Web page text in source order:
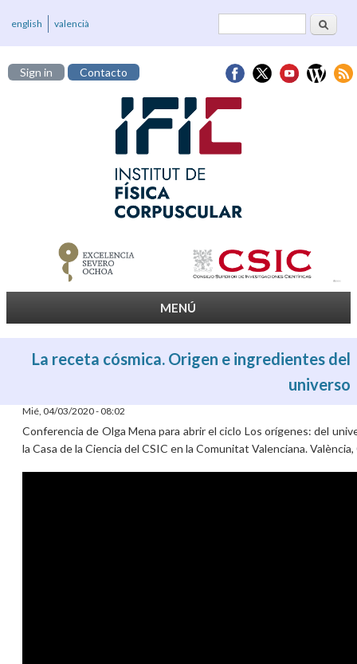
Formulario deBuscar
english valencià
Sign in Contacto
MENÚ
La receta cósmica. Origen e ingredientes del
universo
Mié, 04/03/2020 - 08:02
Conferencia de Olga Mena para abrir el ciclo Los orígenes: del
la Casa de la Ciencia del CSIC en la Comunitat Valenciana.